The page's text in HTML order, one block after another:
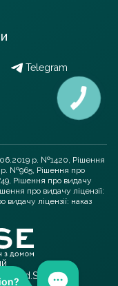
Telegram
р. №1420, Рішення
р. №965, Рішення про
Рішення про видачу
про видачу ліцензії:
ліцензії: наказ
SEO